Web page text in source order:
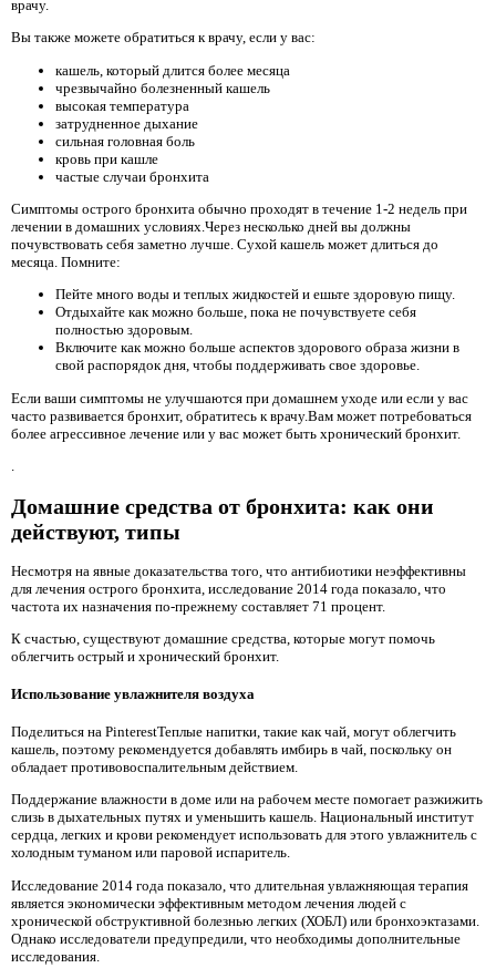
врачу.
Вы также можете обратиться к врачу, если у вас:
кашель, который длится более месяца
чрезвычайно болезненный кашель
высокая температура
затрудненное дыхание
сильная головная боль
кровь при кашле
частые случаи бронхита
Симптомы острого бронхита обычно проходят в течение 1-2 недель при
лечении в домашних условиях.Через несколько дней вы должны
почувствовать себя заметно лучше. Сухой кашель может длиться до
месяца. Помните:
Пейте много воды и теплых жидкостей и ешьте здоровую пищу.
Отдыхайте как можно больше, пока не почувствуете себя
полностью здоровым.
Включите как можно больше аспектов здорового образа жизни в
свой распорядок дня, чтобы поддерживать свое здоровье.
Если ваши симптомы не улучшаются при домашнем уходе или если у вас
часто развивается бронхит, обратитесь к врачу.Вам может потребоваться
более агрессивное лечение или у вас может быть хронический бронхит.
Домашние средства от бронхита: как они
действуют, типы
Несмотря на явные доказательства того, что антибиотики неэффективны
для лечения острого бронхита, исследование 2014 года показало, что
частота их назначения по-прежнему составляет 71 процент.
К счастью, существуют домашние средства, которые могут помочь
облегчить острый и хронический бронхит.
Использование увлажнителя воздуха
Поделиться на PinterestТеплые напитки, такие как чай, могут облегчить
кашель, поэтому рекомендуется добавлять имбирь в чай, поскольку он
обладает противовоспалительным действием.
Поддержание влажности в доме или на рабочем месте помогает разжижить
слизь в дыхательных путях и уменьшить кашель. Национальный институт
сердца, легких и крови рекомендует использовать для этого увлажнитель с
холодным туманом или паровой испаритель.
Исследование 2014 года показало, что длительная увлажняющая терапия
является экономически эффективным методом лечения людей с
хронической обструктивной болезнью легких (ХОБЛ) или бронхоэктазами.
Однако исследователи предупредили, что необходимы дополнительные
исследования.